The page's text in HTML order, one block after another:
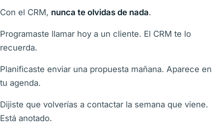
Con el CRM, nunca te olvidas de nada.
Programaste llamar hoy a un cliente. El CRM te lo
recuerda.
Planificaste enviar una propuesta mañana. Aparece en
tu agenda.
Dijiste que volverías a contactar la semana que viene.
Está anotado.